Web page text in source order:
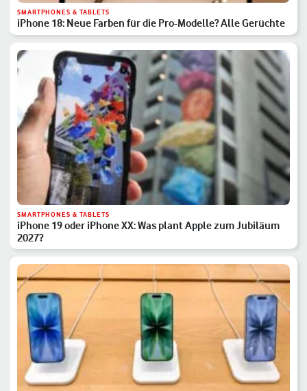
SMARTPHONES & TABLETS
iPhone 18: Neue Farben für die Pro-Modelle? Alle Gerüchte
SMARTPHONES & TABLETS
iPhone 19 oder iPhone XX: Was plant Apple zum Jubiläum
2027?